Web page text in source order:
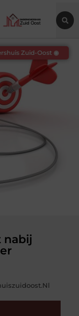
nabij
Zuid-Oost ◉